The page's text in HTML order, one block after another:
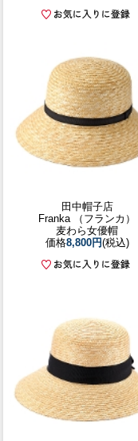
田中帽子店
Franka （フランカ）
麦わら女優帽
価格8,800円(税込)